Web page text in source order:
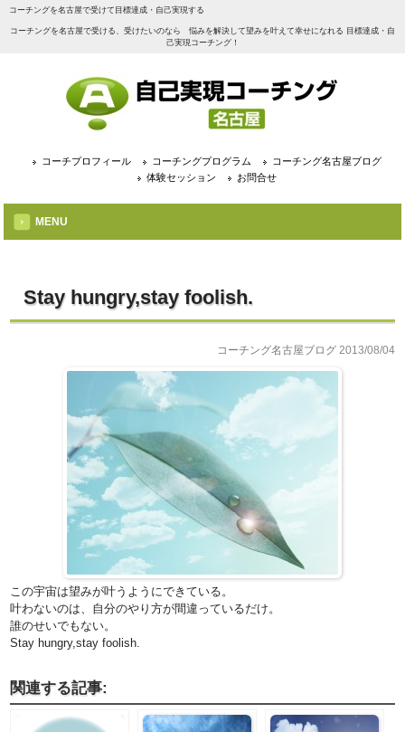
コーチングを名古屋で受けて目標達成・自己実現する
コーチングを名古屋で受ける、受けたいのなら 悩みを解決して望みを叶えて幸せになれる 目標達成・自
己実現コーチング！
コーチプロフィール コーチングプログラム
コーチング名古屋ブログ
体験セッション
お問合せ
MENU
Stay hungry,stay foolish.
コーチング名古屋ブログ 2013/08/04
この宇宙は望みが叶うようにできている。
叶わないのは、自分のやり方が間違っているだけ。
誰のせいでもない。
Stay hungry,stay foolish.
関連する記事: